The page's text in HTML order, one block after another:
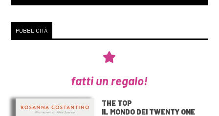
PUBBLICITÀ
fatti un regalo!
THE TOP
IL MONDO DEI TWENTY ONE